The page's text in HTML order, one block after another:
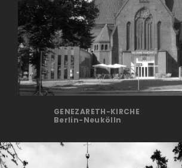
GENEZARETH-KIRCHE
Berlin-Neukölln